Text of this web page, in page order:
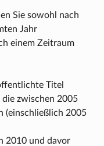
Sie sowohl nach
Jahr
einem Zeitraum
Titel
zwischen 2005
(einschließlich 2005
2010 und davor